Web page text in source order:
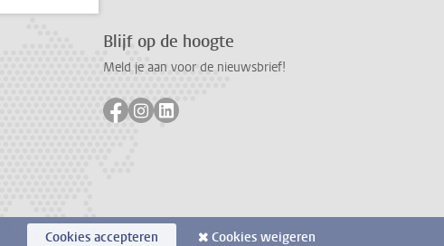
Blijf op de hoogte
Meld je aan voor de nieuwsbrief!
Volg ons op facebook
Volg ons op instagram
Volg ons op linkedin
Cookies accepteren Cookies weigeren